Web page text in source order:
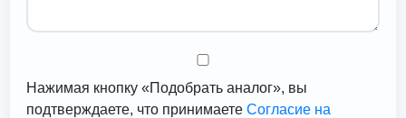
Нажимая кнопку «Подобрать аналог», вы
подтверждаете, что принимаетеСогласие на